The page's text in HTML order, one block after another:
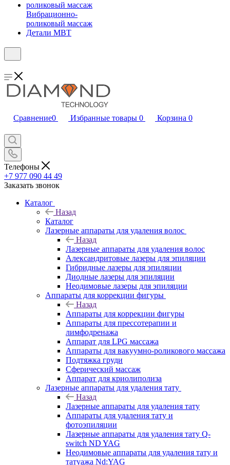
Вибрационно-
роликовый массаж
Детали MBT
Сравнение0 Избранные товары 0 Корзина 0
Телефоны
+7 977 090 44 49
Заказать звонок
Каталог
Назад
Каталог
Лазерные аппараты для удаления волос
Назад
Лазерные аппараты для удаления волос
Александритовые лазеры для эпиляции
Гибридные лазеры для эпиляции
Диодные лазеры для эпиляции
Неодимовые лазеры для эпиляции
Аппараты для коррекции фигуры
Назад
Аппараты для коррекции фигуры
Аппараты для прессотерапии и
лимфодренажа
Аппарат для LPG массажа
Аппараты для вакуумно-роликового массажа
Подтяжка груди
Сферический массаж
Аппарат для криолиполиза
Лазерные аппараты для удаления тату
Назад
Лазерные аппараты для удаления тату
Аппараты для удаления тату и
фотоэпиляции
Лазерные аппараты для удаления тату Q-
switch ND YAG
Неодимовые аппараты для удаления тату и
татуажа Nd:YAG